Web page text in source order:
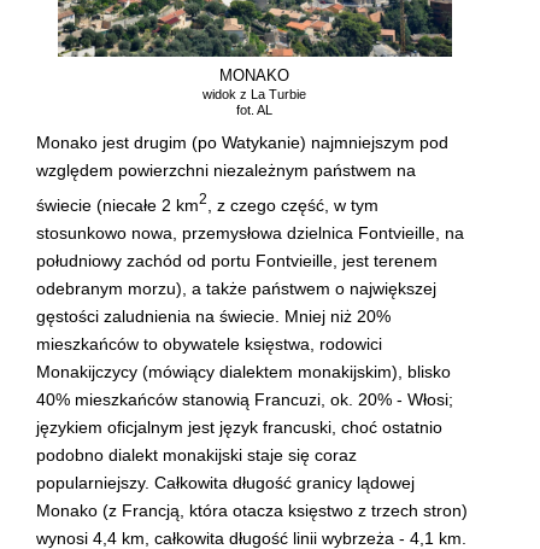
MONAKO
widok z La Turbie
fot. AL
Monako jest drugim (po Watykanie) najmniejszym pod
względem powierzchni niezależnym państwem na
świecie (niecałe 2 km2
, z czego część, w tym
stosunkowo nowa, przemysłowa dzielnica Fontvieille, na
południowy zachód od portu Fontvieille, jest terenem
odebranym morzu), a także państwem o największej
gęstości zaludnienia na świecie. Mniej niż 20%
mieszkańców to obywatele księstwa, rodowici
Monakijczycy (mówiący dialektem monakijskim), blisko
40% mieszkańców stanowią Francuzi, ok. 20% - Włosi;
językiem oficjalnym jest język francuski, choć ostatnio
podobno dialekt monakijski staje się coraz
popularniejszy. Całkowita długość granicy lądowej
Monako (z Francją, która otacza księstwo z trzech stron)
wynosi 4,4 km, całkowita długość linii wybrzeża - 4,1 km.